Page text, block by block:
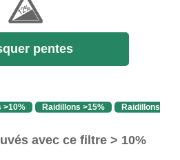
pentes
>10% Raidillons >15%
Raidillons
avec ce filtre > 10%